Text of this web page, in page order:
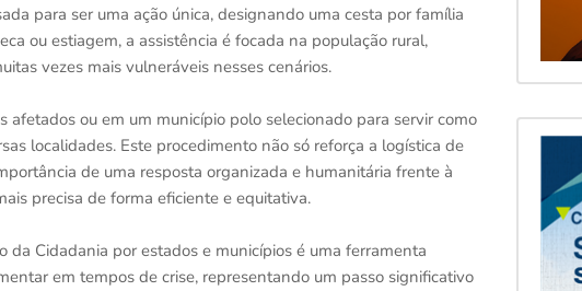
para ser uma ação única, designando uma cesta por família
ou estiagem, a assistência é focada na população rural,
vezes mais vulneráveis nesses cenários.
ou em um município polo selecionado para servir como
localidades. Este procedimento não só reforça a logística de
de uma resposta organizada e humanitária frente à
precisa de forma eficiente e equitativa.
da Cidadania por estados e municípios é uma ferramenta
em tempos de crise, representando um passo significativo